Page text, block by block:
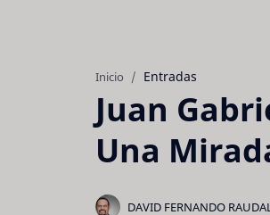
Inicio Entradas
Juan
Una